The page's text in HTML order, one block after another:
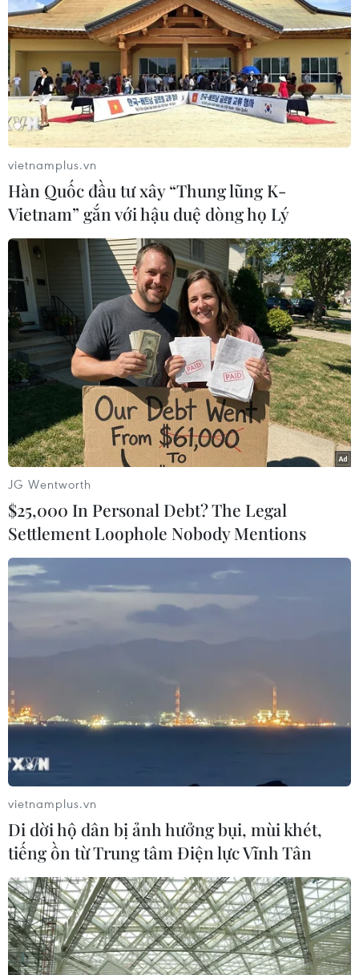
Phối hợp đảm bảo an ninh, trật tự ngã ba
biên giới Việt-Lào-Campuchia
Công an 6 tỉnh của 3 nước Việt-Lào-Campuchia tổ chức
hội nghị phối hợp đảm bảo an ninh, trật tự khu vực ngã
ba biên giới Việt Nam​-Lào​-Campuchia lần thứ IV.
Khởi động lại siêu thị, cửa hàng miễn thuế
cửa khẩu Quốc tế Lệ Thanh
15/03/2018 08:38
Dự án đầu tư xây dựng siêu thị miễn thuế Lệ Thanh có
tổng diện tích trên 6.000m2, nằm trong khu kinh tế cửa
khẩu quốc tế Lệ Thanh, với tổng đầu tư 79 tỷ đồng, dự
Công bố quy hoạch xây dựng Khu kinh tế
vietnamplus.vn
Hàn Quốc đầu tư xây “Thung lũng K-
Vietnam” gắn với hậu duệ dòng họ Lý
JG Wentworth
$25,000 In Personal Debt? The Legal
Settlement Loophole Nobody Mentions
vietnamplus.vn
Di dời hộ dân bị ảnh hưởng bụi, mùi khét,
tiếng ồn từ Trung tâm Điện lực Vĩnh Tân